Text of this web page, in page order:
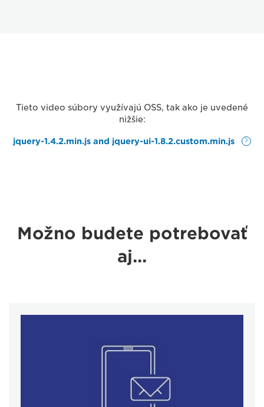
Tieto video súbory využívajú OSS, tak ako je uvedené
nižšie:
jquery-1.4.2.min.js and jquery-ui-1.8.2.custom.min.js
Možno budete potrebovať
aj...